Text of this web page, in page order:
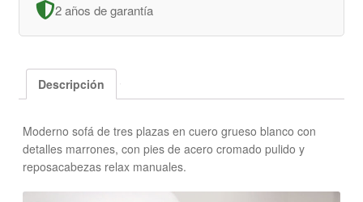
2 años de garantía
Descripción
Moderno sofá de tres plazas en cuero grueso blanco con
detalles marrones, con pies de acero cromado pulido y
reposacabezas relax manuales.